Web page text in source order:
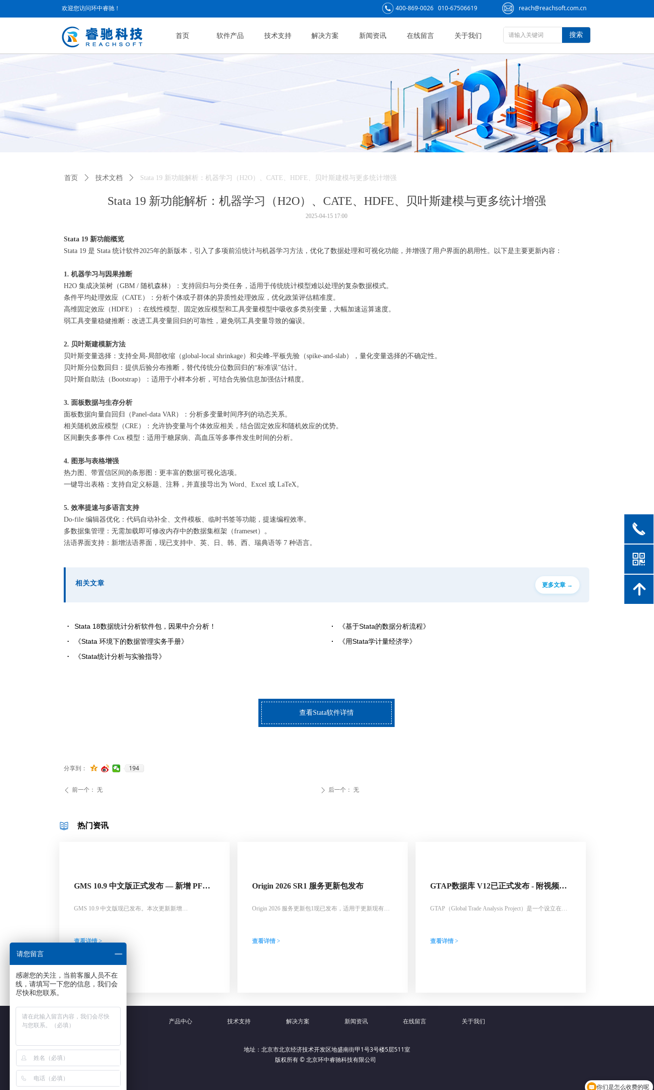
首页 软件产品 技术支持 解决方案 新闻资讯 在线留言 关于我们 搜索
欢迎您访问环中睿驰！ 400-869-0026 010-67506619 reach@reachsoft.com.cn
Stata 19 新功能解析：机器学习（H2O）、CATE、HDFE、贝叶斯建模与更多统计增强
Stata 19 新功能概览
Stata 19 是 Stata 统计软件2025年的新版本，引入了多项前沿统计与机器学习方法，优化了数据处理和可视化功能，并增强了用户界面的易用性。以下是主要更新内容：
1. 机器学习与因果推断
H2O 集成决策树（GBM / 随机森林）：支持回归与分类任务，适用于传统统计模型难以处理的复杂数据模式。
条件平均处理效应（CATE）：分析个体或子群体的异质性处理效应，优化政策评估精准度。
高维固定效应（HDFE）：在线性模型、固定效应模型和工具变量模型中吸收多类别变量，大幅加速运算速度。
弱工具变量稳健推断：改进工具变量回归的可靠性，避免弱工具变量导致的偏误。
2. 贝叶斯建模新方法
贝叶斯变量选择：支持全局-局部收缩（global-local shrinkage）和尖峰-平板先验（spike-and-slab），量化变量选择的不确定性。
贝叶斯分位数回归：提供后验分布推断，替代传统分位数回归的“标准误”估计。
贝叶斯自助法（Bootstrap）：适用于小样本分析，可结合先验信息加强估计精度。
3. 面板数据与生存分析
面板数据向量自回归（Panel-data VAR）：分析多变量时间序列的动态关系。
相关随机效应模型（CRE）：允许协变量与个体效应相关，结合固定效应和随机效应的优势。
区间删失多事件 Cox 模型：适用于糖尿病、高血压等多事件发生时间的分析。
4. 图形与表格增强
热力图、带置信区间的条形图：更丰富的数据可视化选项。
一键导出表格：支持自定义标题、注释，并直接导出为 Word、Excel 或 LaTeX。
5. 效率提速与多语言支持
Do-file 编辑器优化：代码自动补全、文件模板、临时书签等功能，提速编程效率。
多数据集管理：无需加载即可修改内存中的数据集框架（frameset）。
法语界面支持：新增法语界面，现已支持中、英、日、韩、西、瑞典语等 7 种语言。
相关文章 更多文章 →
Stata 18数据统计分析软件包，因果中介分析！
《基于Stata的数据分析流程》
《Stata 环境下的数据管理实务手册》
《用Stata学计量经济学》
《Stata统计分析与实验指导》
查看Stata软件详情
热门资讯
2025-04-15 17:00
分享到： 194
ꄴ 前一个： 无 ꄲ 后一个： 无
首页 ꄲ 技术文档 ꄲ Stata 19 新功能解析：机器学习（H2O）、CATE、HDFE、贝叶斯建模与更多统计增强
GMS 10.9 中文版正式发布 — 新增 PFAS
GMS 10.9 中文版现已发布。本次更新新增
改进以及 MODFLOW 6 界面优化等功能，为地下水数
查看详情 >
Origin 2026 SR1 服务更新包发布
Origin 2026 服务更新包1现已发布，适用于更新现有
图形兼容性等多处问题，并解决了部分崩溃错误。安装
查看详情 >
GTAP数据库 V12已正式发布 - 附视频介
GTAP（Global Trade Analysis Project）是一个设立在美
（CGE）建模提供数据支持。全新版GTAP V12已于
查看详情 >
地址：北京市北京经济技术开发区地盛南街甲1号3号楼5层511室
版权所有 © 北京环中睿驰科技有限公司
产品中心 技术支持 解决方案 新闻资讯 在线留言 关于我们
끅
낃
녕
你们是怎么收费的呢
请您留言
感谢您的关注，当前客服人员不在
线，请填写一下您的信息，我们会
尽快和您联系。